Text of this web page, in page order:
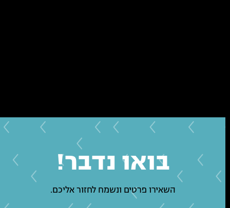
בואו נדבר!
השאירו פרטים ונשמח לחזור אליכם.